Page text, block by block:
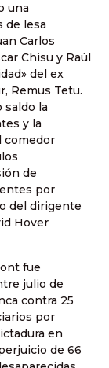
una
de lesa
Carlos
Chisu y Raúl
del ex
Remus Tetu.
saldo la
y la
comedor
de
por
del dirigente
Hover
fue
julio de
contra 25
por
en
de 66